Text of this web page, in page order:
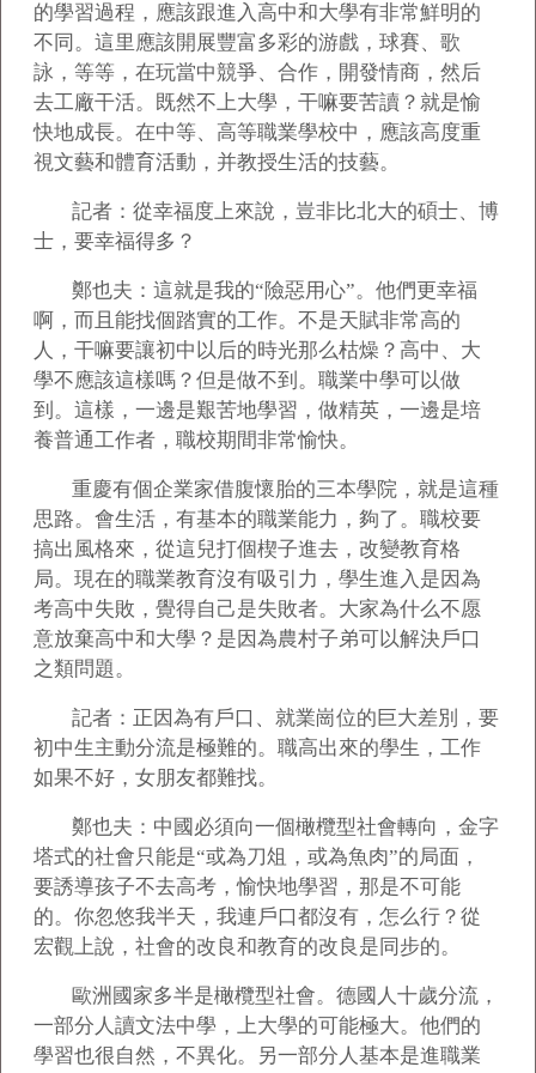
的學習過程，應該跟進入高中和大學有非常鮮明的
不同。這里應該開展豐富多彩的游戲，球賽、歌
詠，等等，在玩當中競爭、合作，開發情商，然后
去工廠干活。既然不上大學，干嘛要苦讀？就是愉
快地成長。在中等、高等職業學校中，應該高度重
視文藝和體育活動，并教授生活的技藝。
記者：從幸福度上來說，豈非比北大的碩士、博
士，要幸福得多？
鄭也夫：這就是我的“險惡用心”。他們更幸福
啊，而且能找個踏實的工作。不是天賦非常高的
人，干嘛要讓初中以后的時光那么枯燥？高中、大
學不應該這樣嗎？但是做不到。職業中學可以做
到。這樣，一邊是艱苦地學習，做精英，一邊是培
養普通工作者，職校期間非常愉快。
重慶有個企業家借腹懷胎的三本學院，就是這種
思路。會生活，有基本的職業能力，夠了。職校要
搞出風格來，從這兒打個楔子進去，改變教育格
局。現在的職業教育沒有吸引力，學生進入是因為
考高中失敗，覺得自己是失敗者。大家為什么不愿
意放棄高中和大學？是因為農村子弟可以解決戶口
之類問題。
記者：正因為有戶口、就業崗位的巨大差別，要
初中生主動分流是極難的。職高出來的學生，工作
如果不好，女朋友都難找。
鄭也夫：中國必須向一個橄欖型社會轉向，金字
塔式的社會只能是“或為刀俎，或為魚肉”的局面，
要誘導孩子不去高考，愉快地學習，那是不可能
的。你忽悠我半天，我連戶口都沒有，怎么行？從
宏觀上說，社會的改良和教育的改良是同步的。
歐洲國家多半是橄欖型社會。德國人十歲分流，
一部分人讀文法中學，上大學的可能極大。他們的
學習也很自然，不異化。另一部分人基本是進職業